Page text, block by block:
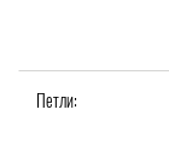
Петли: